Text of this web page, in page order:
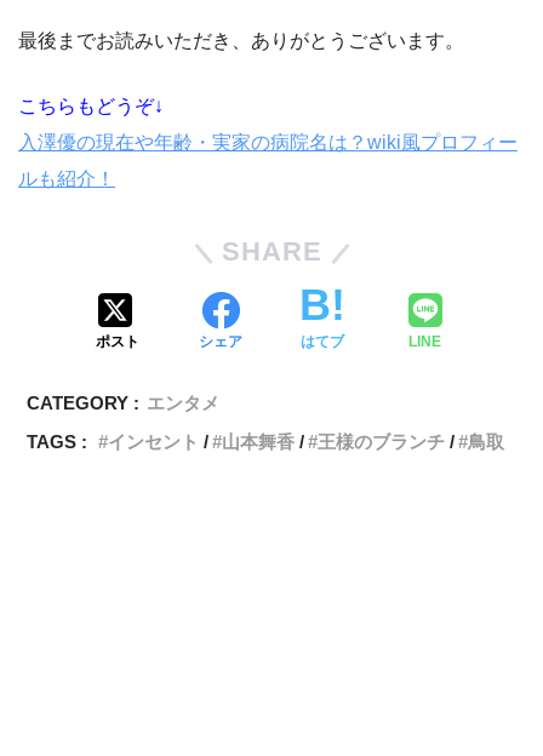
最後までお読みいただき、ありがとうございます。
こちらもどうぞ↓
入澤優の現在や年齢・実家の病院名は？wiki風プロフィー
ルも紹介！
SHARE
ポスト シェア はてブ LINE
CATEGORY : エンタメ
TAGS :
インセント 山本舞香 王様のブランチ 鳥取